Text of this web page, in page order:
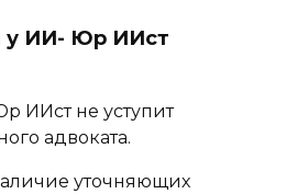
у ИИ- Юр ИИст
ИИст не уступит
адвоката.
уточняющих